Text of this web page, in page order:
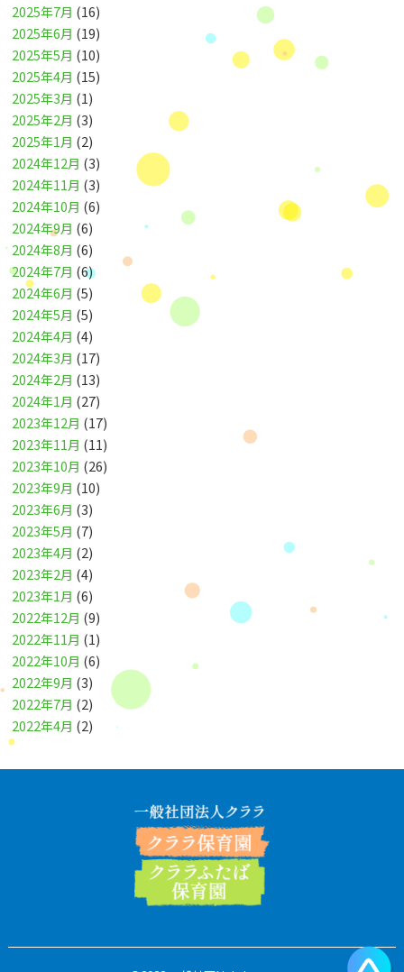
2025年7月 (16)
2025年6月 (19)
2025年5月 (10)
2025年4月 (15)
2025年3月 (1)
2025年2月 (3)
2025年1月 (2)
2024年12月 (3)
2024年11月 (3)
2024年10月 (6)
2024年9月 (6)
2024年8月 (6)
2024年7月 (6)
2024年6月 (5)
2024年5月 (5)
2024年4月 (4)
2024年3月 (17)
2024年2月 (13)
2024年1月 (27)
2023年12月 (17)
2023年11月 (11)
2023年10月 (26)
2023年9月 (10)
2023年6月 (3)
2023年5月 (7)
2023年4月 (2)
2023年2月 (4)
2023年1月 (6)
2022年12月 (9)
2022年11月 (1)
2022年10月 (6)
2022年9月 (3)
2022年7月 (2)
2022年4月 (2)